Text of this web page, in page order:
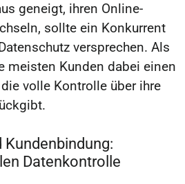
geneigt, ihren Online-
sollte ein Konkurrent
versprechen. Als
meisten Kunden dabei einen
volle Kontrolle über ihre
Datenkontrolle